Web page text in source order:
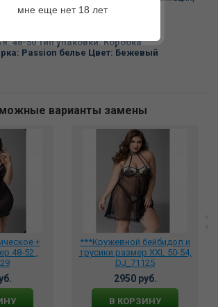
48-50 Тип упаковки: Коробка
Passion белье Цвет: Бежевый
варианты замены
+
48-52 ,
***Kружевной бейбидол и
трусики размер XXL 50-54,
DJ_71125
2950 руб.
В КОРЗИНУ
мне еще нет 18 лет